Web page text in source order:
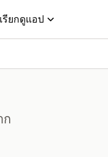
เรียกดูแอป
ก